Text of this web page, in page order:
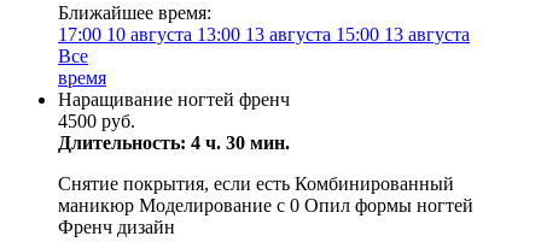
Ближайшее время:
17:00 10 августа 13:00 13 августа 15:00 13 августа
Все
время
Наращивание ногтей френч
4500 руб.
Длительность: 4 ч. 30 мин.
Снятие покрытия, если есть Комбинированный
маникюр Моделирование с 0 Опил формы ногтей
Френч дизайн